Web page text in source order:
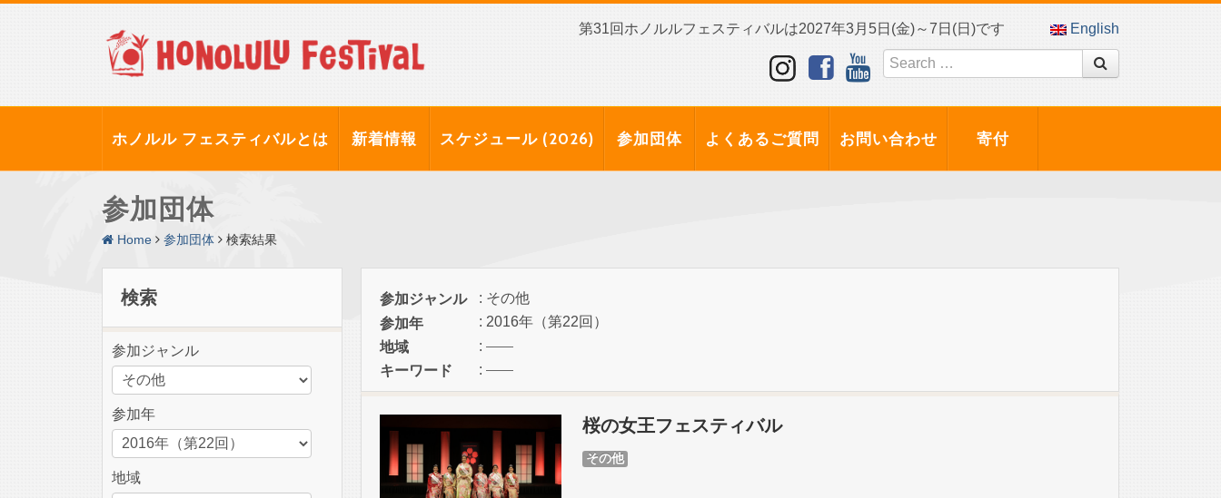
第31回ホノルルフェスティバルは2027年3月5日(金)～7日(日)です English
ホノルル フェスティバルとは 新着情報 スケジュール (2026) 参加団体 よくあるご質問 お問い合わせ 寄付
参加団体
Home 参加団体 検索結果
検索
参加ジャンル
参加年
地域
参加ジャンル
: その他
参加年
: 2016年（第22回）
地域
:
キーワード
:
桜の女王フェスティバル
その他